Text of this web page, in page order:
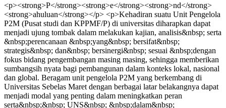
<p><strong>P</strong><strong>e</strong><strong>nd</strong>
<strong>ahuluan</strong></p> <p>Kehadiran suatu Unit Pengelola
P2M (Pusat studi dan KPPMF/P) di universitas diharapkan dapat
menjadi ujung tombak dalam melakukan kajian, analisis&nbsp; serta
&nbsp;perencanaan &nbsp;yang&nbsp; bersifat&nbsp;
strategis&nbsp; dan&nbsp; bersinergi&nbsp; sesuai &nbsp;dengan
fokus bidang pengembangan masing masing, sehingga memberikan
sumbangsih nyata bagi pembangunan dalam konteks lokal, nasional
dan global. Beragam unit pengelola P2M yang berkembang di
Universitas Sebelas Maret dengan berbagai latar belakangnya dapat
menjadi modal yang penting dalam meningkatkan peran
serta&nbsp;&nbsp; UNS&nbsp; &nbsp;dalam&nbsp;